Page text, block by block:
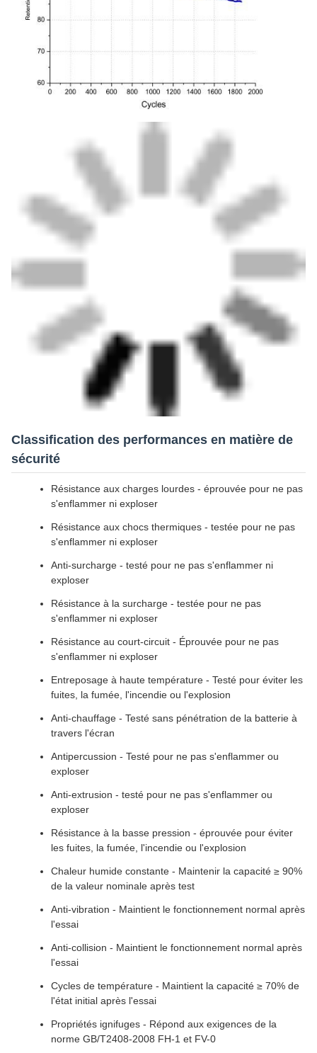
Classification des performances en matière de
sécurité
Résistance aux charges lourdes - éprouvée pour ne pas
s'enflammer ni exploser
Résistance aux chocs thermiques - testée pour ne pas
s'enflammer ni exploser
Anti-surcharge - testé pour ne pas s'enflammer ni
exploser
Résistance à la surcharge - testée pour ne pas
s'enflammer ni exploser
Résistance au court-circuit - Éprouvée pour ne pas
s'enflammer ni exploser
Entreposage à haute température - Testé pour éviter les
fuites, la fumée, l'incendie ou l'explosion
Anti-chauffage - Testé sans pénétration de la batterie à
travers l'écran
Antipercussion - Testé pour ne pas s'enflammer ou
exploser
Anti-extrusion - testé pour ne pas s'enflammer ou
exploser
Résistance à la basse pression - éprouvée pour éviter
les fuites, la fumée, l'incendie ou l'explosion
Chaleur humide constante - Maintenir la capacité ≥ 90%
de la valeur nominale après test
Anti-vibration - Maintient le fonctionnement normal après
l'essai
Anti-collision - Maintient le fonctionnement normal après
l'essai
Cycles de température - Maintient la capacité ≥ 70% de
l'état initial après l'essai
Propriétés ignifuges - Répond aux exigences de la
norme GB/T2408-2008 FH-1 et FV-0